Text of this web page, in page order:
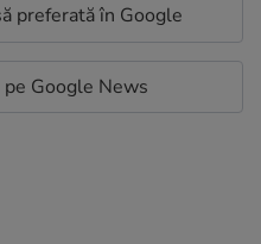
preferată în Google
Google News